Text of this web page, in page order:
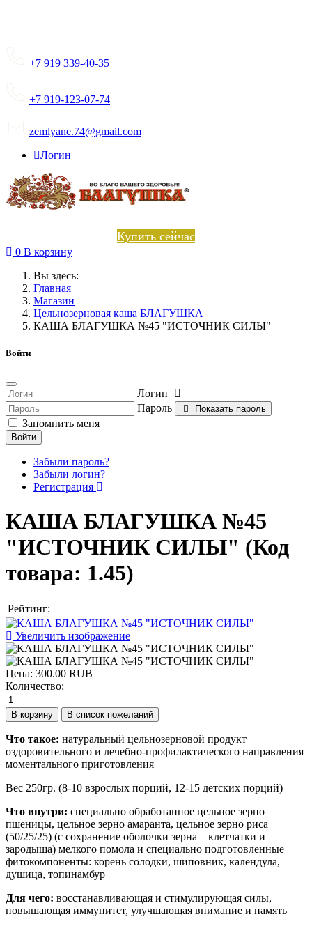
+7 919 339-40-35
+7 919-123-07-74
zemlyane.74@gmail.com
Логин
Купить сейчас
0 В корзину
Вы здесь:
Главная
Магазин
Цельнозерновая каша БЛАГУШКА
КАША БЛАГУШКА №45 "ИСТОЧНИК СИЛЫ"
Войти
Логин
Пароль
Показать пароль
Запомнить меня
Войти
Забыли пароль?
Забыли логин?
Регистрация
КАША БЛАГУШКА №45
"ИСТОЧНИК СИЛЫ" (Код
товара: 1.45)
Рейтинг:
Увеличить изображение
Цена: 300.00 RUB
Количество:
Что такое: натуральный цельнозерновой продукт
оздоровительного и лечебно-профилактического направления
моментального приготовления
Вес 250гр. (8-10 взрослых порций, 12-15 детских порций)
Что внутри: специально обработанное цельное зерно
пшеницы, цельное зерно амаранта, цельное зерно риса
(50/25/25) (с сохранение оболочки зерна – клетчатки и
зародыша) мелкого помола и специально подготовленные
фитокомпоненты: корень солодки, шиповник, календула,
душица, топинамбур
Для чего: восстанавливающая и стимулирующая силы,
повышающая иммунитет, улучшающая внимание и память